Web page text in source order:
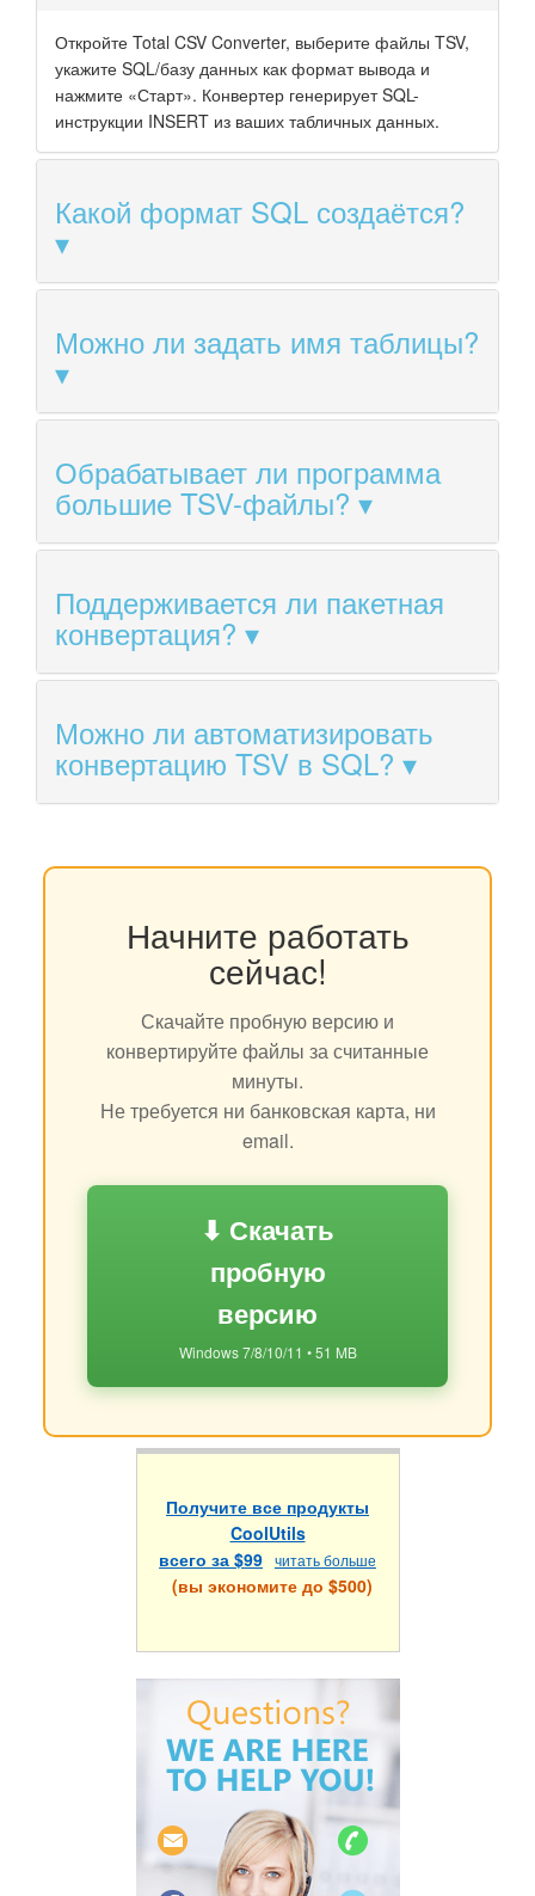
Откройте Total CSV Converter, выберите файлы TSV,
укажите SQL/базу данных как формат вывода и
нажмите «Старт». Конвертер генерирует SQL-
инструкции INSERT из ваших табличных данных.
Какой формат SQL создаётся?
Можно ли задать имя таблицы?
Обрабатывает ли программа
большие TSV-файлы?
Поддерживается ли пакетная
конвертация?
Можно ли автоматизировать
конвертацию TSV в SQL?
Начните работать
сейчас!
Скачайте пробную версию и
конвертируйте файлы за считанные
минуты.
Не требуется ни банковская карта, ни
email.
⬇ Скачать
пробную
версию
Windows 7/8/10/11 • 51 MB
Получите все продукты
CoolUtils
всего за $99 читать больше
(вы экономите до $500)